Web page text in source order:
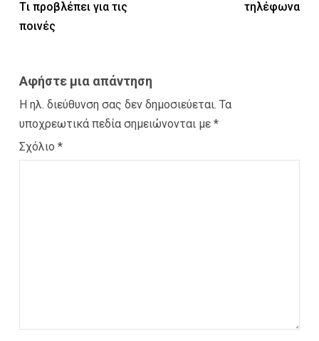
Tι προβλέπει για τις
ποινές
τηλέφωνα
Αφήστε μια απάντηση
Η ηλ. διεύθυνση σας δεν δημοσιεύεται. Τα
υποχρεωτικά πεδία σημειώνονται με *
Σχόλιο *